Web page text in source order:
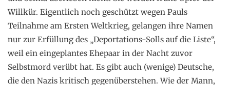
Willkür. Eigentlich noch geschützt wegen Pauls
Teilnahme am Ersten Weltkrieg, gelangen ihre Namen
nur zur Erfüllung des „Deportations-Solls auf die Liste“,
weil ein eingeplantes Ehepaar in der Nacht zuvor
Selbstmord verübt hat. Es gibt auch (wenige) Deutsche,
die den Nazis kritisch gegenüberstehen. Wie der Mann,